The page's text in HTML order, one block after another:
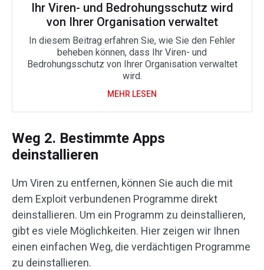
Ihr Viren- und Bedrohungsschutz wird
von Ihrer Organisation verwaltet
In diesem Beitrag erfahren Sie, wie Sie den Fehler
beheben können, dass Ihr Viren- und
Bedrohungsschutz von Ihrer Organisation verwaltet
wird.
MEHR LESEN
Weg 2. Bestimmte Apps
deinstallieren
Um Viren zu entfernen, können Sie auch die mit
dem Exploit verbundenen Programme direkt
deinstallieren. Um ein Programm zu deinstallieren,
gibt es viele Möglichkeiten. Hier zeigen wir Ihnen
einen einfachen Weg, die verdächtigen Programme
zu deinstallieren.